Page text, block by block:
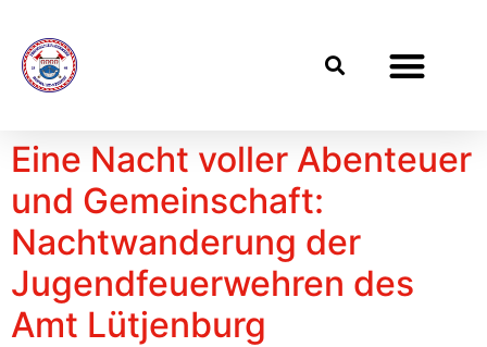
Eine Nacht voller Abenteuer
und Gemeinschaft:
Nachtwanderung der
Jugendfeuerwehren des
Amt Lütjenburg